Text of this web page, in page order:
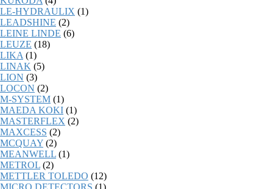
LE-HYDRAULIX (1)
LEADSHINE (2)
LEINE LINDE (6)
LEUZE (18)
LIKA (1)
LINAK (5)
LION (3)
LOCON (2)
M-SYSTEM (1)
MAEDA KOKI (1)
MASTERFLEX (2)
MAXCESS (2)
MCQUAY (2)
MEANWELL (1)
METROL (2)
METTLER TOLEDO (12)
MICRO DETECTORS (1)